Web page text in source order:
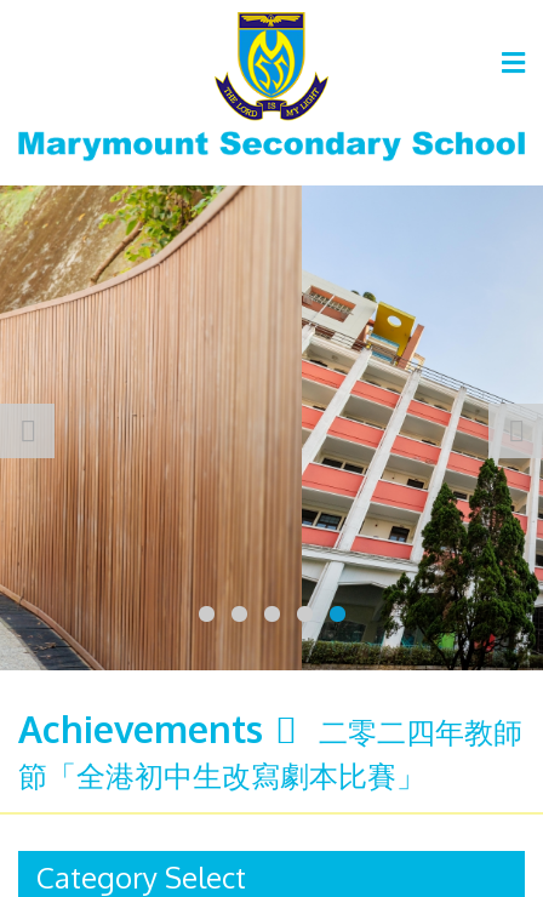
Achievements
二零二四年教師
節「全港初中生改寫劇本比賽」
Category Select